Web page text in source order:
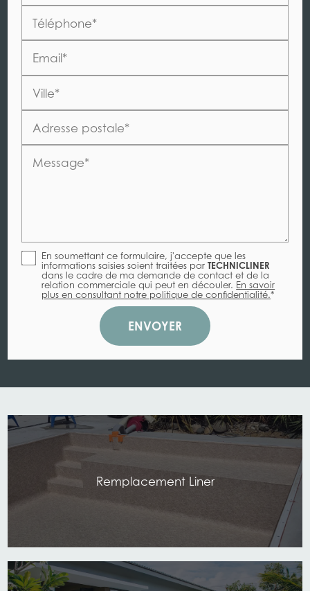
Téléphone*
Email*
Ville*
Adresse postale*
Message*
En soumettant ce formulaire, j'accepte que les
informations saisies soient traitées parTECHNICLINER
dans le cadre de ma demande de contact et de la
relation commerciale qui peut en découler. En savoir
plus en consultant notre politique de confidentialité.*
Remplacement Liner